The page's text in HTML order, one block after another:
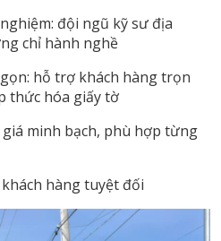
đội ngũ kỹ sư địa
chỉ hành nghề
hỗ trợ khách hàng trọn
thức hóa giấy tờ
giá minh bạch, phù hợp từng
hàng tuyệt đối